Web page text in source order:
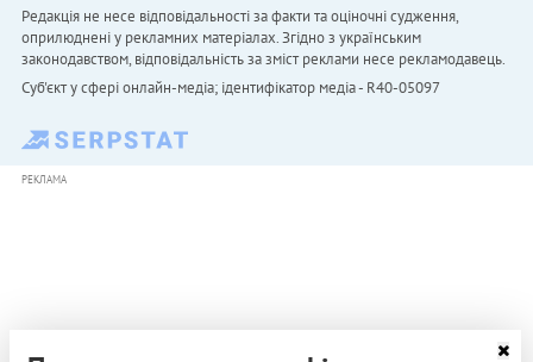
Редакція не несе відповідальності за факти та оціночні судження,
оприлюднені у рекламних матеріалах. Згідно з українським
законодавством, відповідальність за зміст реклами несе рекламодавець.
Cуб'єкт у сфері онлайн-медіа; ідентифікатор медіа - R40-05097
РЕКЛАМА